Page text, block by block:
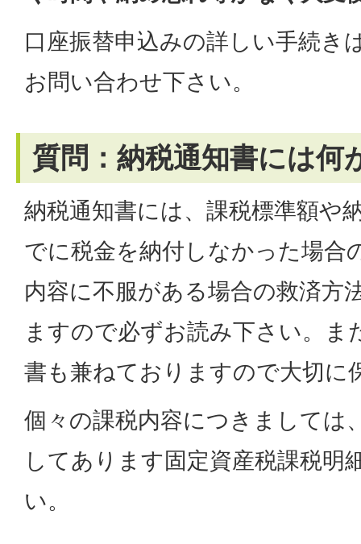
口座振替申込みの詳しい手続き
お問い合わせ下さい。
質問：納税通知書には何
納税通知書には、課税標準額や
でに税金を納付しなかった場合
内容に不服がある場合の救済方
ますので必ずお読み下さい。ま
書も兼ねておりますので大切に
個々の課税内容につきましては
してあります固定資産税課税明
い。